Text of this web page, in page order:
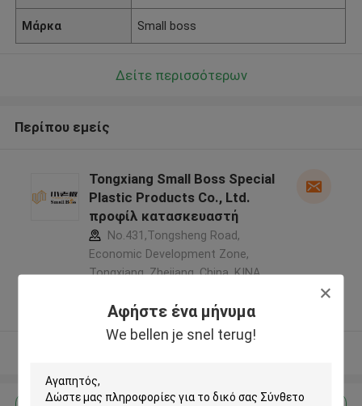
Αφήστε ένα μήνυμα
We bellen je snel terug!
Μάρκα Small boss
Δείτε περισσότερων
Περίπου εμείς
Tongxiang Small Boss Special
Plastic Products Co., Ltd.
προφίλ κατασκευαστή
No.431,Tongsheng Road,
Economic Development Zone,
Tongxiang, Zhejiang, China ,ΚΙΝΑ
Ελεγχμένος προμηθευτής